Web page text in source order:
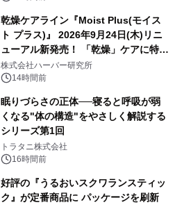
乾燥ケアライン『Moist Plus(モイス
ト プラス)』 2026年9月24日(木)リニ
ューアル新発売！ 「乾燥」ケアに特化
し、ライン使いで潤いに満ちた肌へ
株式会社ハーバー研究所
14時間前
眠りづらさの正体──寝ると呼吸が弱
くなる"体の構造"をやさしく解説する
シリーズ第1回
トラタニ株式会社
16時間前
好評の『うるおいスクワランスティッ
ク』が定番商品に パッケージを刷新